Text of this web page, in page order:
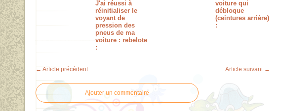
J'ai réussi à
réinitialiser le
voyant de
pression des
pneus de ma
voiture : rebelote
:
voiture qui
débloque
(ceintures arrière)
:
← Article précédent Article suivant →
Ajouter un commentaire